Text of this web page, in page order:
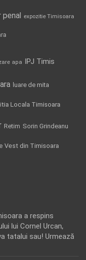
expozitie Timisoara
apa IPJ Timis
luare de mita
Locala Timisoara
Retim Sorin Grindeanu
Vest din Timisoara
a respins
lui Cornel Urcan,
tatalui sau! Urmează